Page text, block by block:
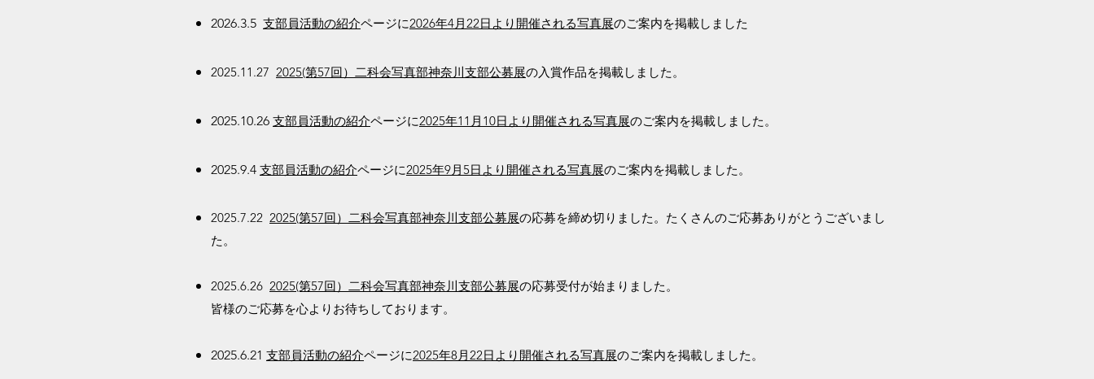
2026.3.5 支部員活動の紹介ページに2026年4月22日より開催される写真展のご案内を掲載しました
2025.11.27 2025(第57回）二科会写真部神奈川支部公募展の入賞作品を掲載しました。
2025.10.26 支部員活動の紹介ページに2025年11月10日より開催される写真展のご案内を掲載しました。
2025.9.4 支部員活動の紹介ページに2025年9月5日より開催される写真展のご案内を掲載しま した。
2025.7.22 2025(第57回）二科会写真部神奈川支部公募展の応募を締め切りました。たくさんのご応募ありがとうございまし
た。
2025.6.26 2025(第57回）二科会写真部神奈川支部公募展の応募受付が始まりました。
皆様のご応募を心よりお待ちしております。
2025.6.21 支部員活動の紹介ページに2025年8月22日より開催される写真展のご案内を掲載しま した。